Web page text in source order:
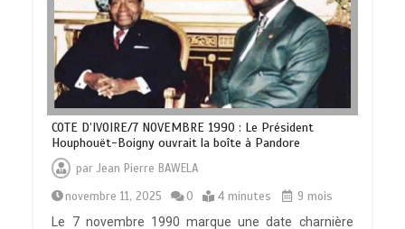
COTE D’IVOIRE/7 NOVEMBRE 1990 : Le Président
Houphouët-Boigny ouvrait la boîte à Pandore
parJean Pierre BAWELA
novembre 11, 2025
0 4 minutes
9 mois
Le 7 novembre 1990 marque une date charnière